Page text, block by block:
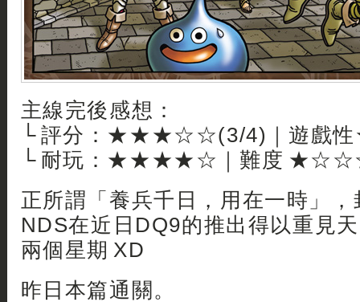
主線完後感想：
└ 評分：★★★☆☆(3/4)｜遊
└ 耐玩：★★★★☆｜難度
正所謂「養兵千日，用在一時」
NDS在近日DQ9的推出得以重見
兩個星期 XD
昨日本篇通關。